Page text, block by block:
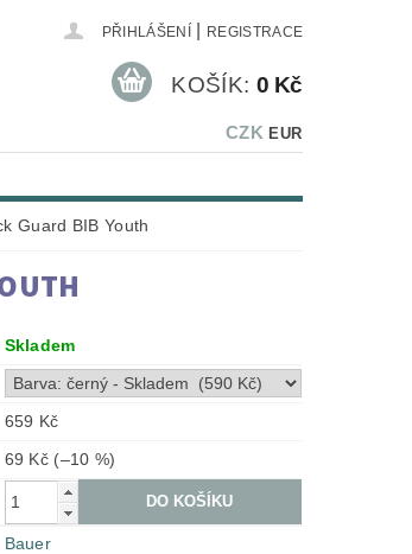
PŘIHLÁŠENÍ REGISTRACE
CZK EUR
KOŠÍK: 0 Kč
Guard BIB Youth
Skladem
659 Kč
69 Kč (–10 %)
Bauer